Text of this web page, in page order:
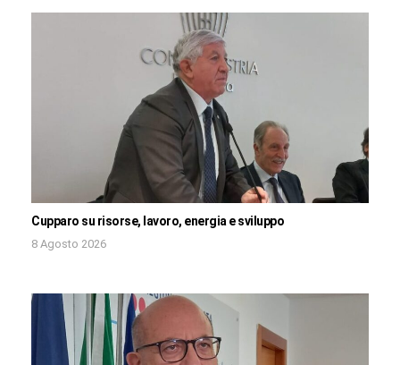
Cupparo su risorse, lavoro, energia e sviluppo
8 Agosto 2026